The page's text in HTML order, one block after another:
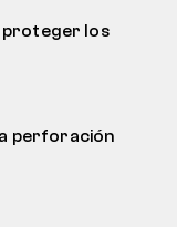
proteger los
perforación